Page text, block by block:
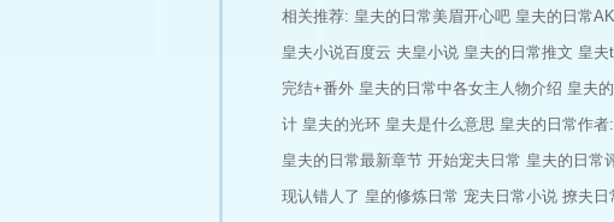
情。 江山还是美人？
直以来的支持，也希
相关推荐: 皇夫的日常美眉开心吧 皇夫的日常
皇夫小说百度云 夫皇小说 皇夫的日常推文 皇夫
完结+番外 皇夫的日常中各女主人物介绍 皇夫
计 皇夫的光环 皇夫是什么意思 皇夫的日常作
皇夫的日常最新章节 开始宠夫日常 皇夫的日常
现认错人了 皇的修炼日常 宠夫日常小说 撩夫日